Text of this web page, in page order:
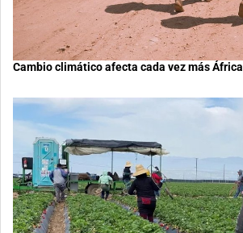
Cambio climático afecta cada vez más África